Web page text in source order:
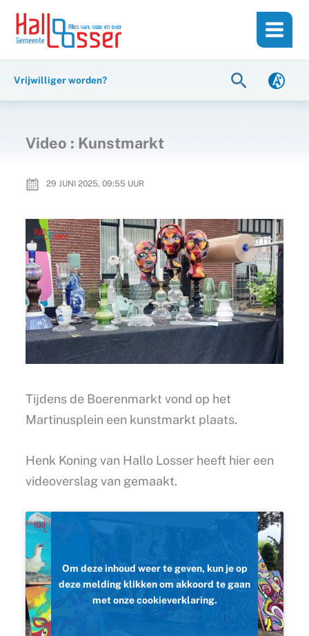
inhoud
naar
Vrijwilliger worden? Zoeken
Video : Kunstmarkt
29 JUNI 2025, 09:55 UUR
Tijdens de Boerenmarkt vond op het
Martinusplein een kunstmarkt plaats.
Henk Koning van Hallo Losser heeft hier een
videoverslag van gemaakt.
Om deze inhoud weer te geven, kun je op
deze melding klikken om akkoord te gaan
met onze cookieverklaring.